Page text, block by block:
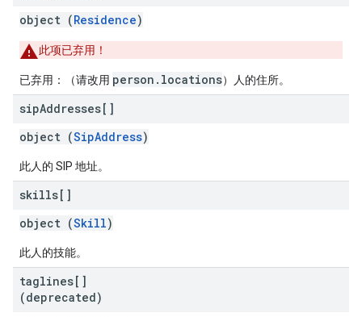
object (Residence)
此项已弃用！
已弃用 ：（请改用 person.locations）人的住所。
sipAddresses[]
object (SipAddress)
此人的 SIP 地址。
skills[]
object (Skill)
此人的技能。
taglines[]
(deprecated)